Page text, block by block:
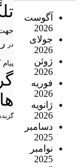
آگوست
2026
جولای
2026
ژوئن
2026
فوریه
2026
ژانویه
2026
دسامبر
2025
نوامبر
2025
در
را
پیام